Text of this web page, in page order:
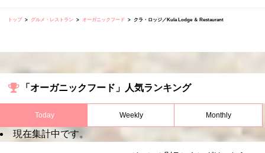
トップ グルメ・レストラン オーガニックフード クラ・ロッジ／Kula Lodge ＆ Restaurant
「オーガニックフード」人気ランキング
Today Weekly Monthly
現在集計中です。